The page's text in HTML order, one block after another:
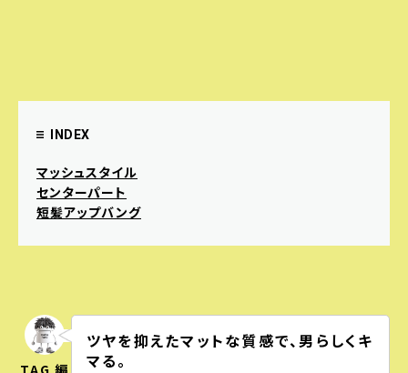
INDEX
マッシュスタイル
センターパート
短髪アップバング
TAG 編
ツヤを抑えたマットな質感で、男らしくキ
マる。